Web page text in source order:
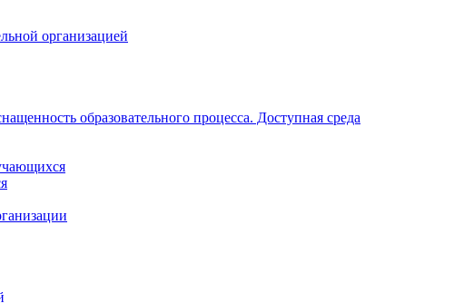
организацией
образовательного процесса. Доступная среда